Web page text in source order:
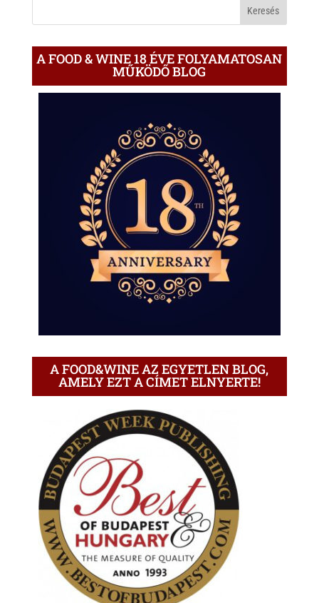
A FOOD & WINE 18 ÉVE FOLYAMATOSAN
MŰKÖDŐ BLOG
A FOOD&WINE AZ EGYETLEN BLOG,
AMELY EZT A CÍMET ELNYERTE!